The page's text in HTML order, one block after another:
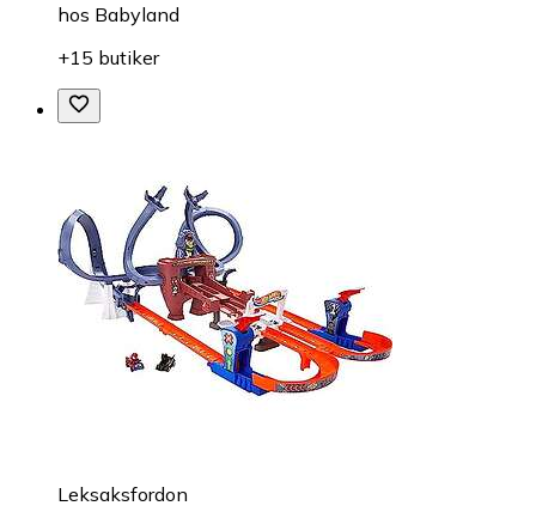
hos Babyland
+15 butiker
Leksaksfordon